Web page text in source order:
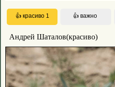
Андрей Шаталов(красиво)